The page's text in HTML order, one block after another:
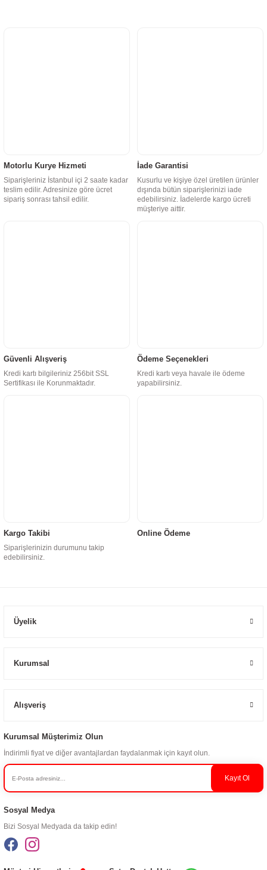
Motorlu Kurye Hizmeti
Siparişleriniz İstanbul içi 2 saate kadar
teslim edilir. Adresinize göre ücret
sipariş sonrası tahsil edilir.
İade Garantisi
Kusurlu ve kişiye özel üretilen ürünler
dışında bütün siparişlerinizi iade
edebilirsiniz. İadelerde kargo ücreti
müşteriye aittir.
Güvenli Alışveriş
Kredi kartı bilgileriniz 256bit SSL
Sertifikası ile Korunmaktadır.
Ödeme Seçenekleri
Kredi kartı veya havale ile ödeme
yapabilirsiniz.
Kargo Takibi
Siparişlerinizin durumunu takip
edebilirsiniz.
Online Ödeme
Üyelik
Kurumsal
Alışveriş
Kurumsal Müşterimiz Olun
İndirimli fiyat ve diğer avantajlardan faydalanmak için kayıt olun.
Kayıt Ol
Sosyal Medya
Bizi Sosyal Medyada da takip edin!